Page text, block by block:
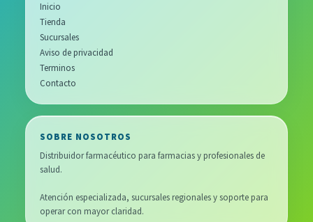
Inicio
Tienda
Sucursales
Aviso de privacidad
Terminos
Contacto
SOBRE NOSOTROS
Distribuidor farmacéutico para farmacias y profesionales de
salud.
Atención especializada, sucursales regionales y soporte para
operar con mayor claridad.